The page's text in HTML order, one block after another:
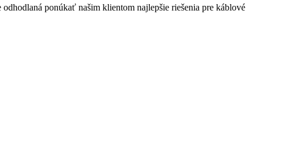
ponúkať našim klientom najlepšie riešenia pre káblové